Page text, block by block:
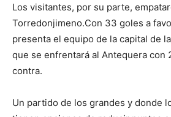
Los visitantes, por su parte,
Torredonjimeno.Con 33 goles a
presenta el equipo de la capital de
que se enfrentará al Antequera con
contra.
Un partido de los grandes y donde